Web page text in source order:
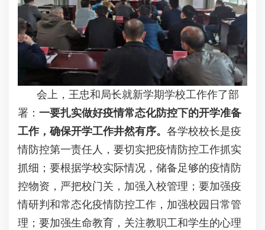
会上，王忠和局长就新学期学校工作作了部
署： 一要扎实做好疫情常态化防控下的开学准备
工作，确保开学工作井然有序。 各学校校长是疫
情防控第一责任人，要切实把疫情防控工作抓实
抓细；要根据学校实际情况，储备足够的疫情防
控物资，严把校门关，加强入校管理；要加强疫
情研判和常态化疫情防控工作，加强校园日常管
理；要加强生命教育，关注教职工和学生的心理